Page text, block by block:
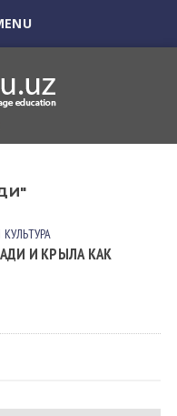
И КРЫЛА КАК